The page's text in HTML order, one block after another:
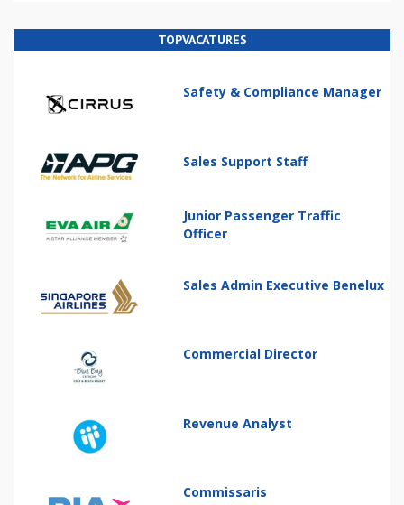
TOPVACATURES
Safety & Compliance Manager
Sales Support Staff
Junior Passenger Traffic
Officer
Sales Admin Executive Benelux
Commercial Director
Revenue Analyst
Commissaris